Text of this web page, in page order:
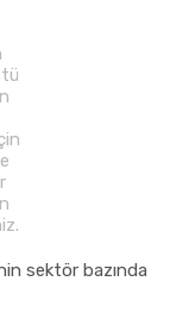
sektör bazında